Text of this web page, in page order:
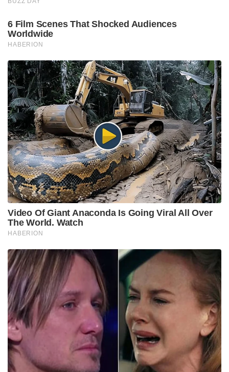
6 Film Scenes That Shocked Audiences
Worldwide
HABERION
Video Of Giant Anaconda Is Going Viral All Over
The World. Watch
HABERION